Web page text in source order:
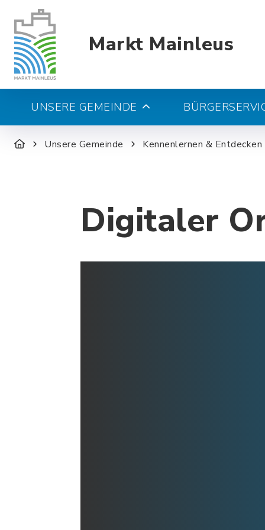
Markt Mainleus
UNSERE GEMEINDE
Unsere Gemeinde Kennenlernen & Entdecken
Digitaler